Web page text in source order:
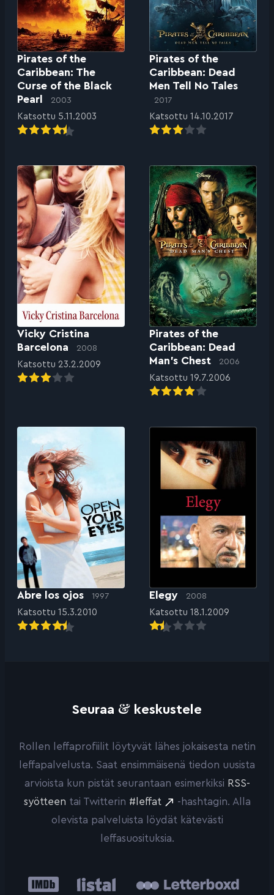
Pirates of the
Caribbean: The
Curse of the Black
Pearl
2003
Katsottu 5.11.2003
Pirates of the
Caribbean: Dead
Men Tell No Tales
2017
Katsottu 14.10.2017
Vicky Cristina
Barcelona
2008
Katsottu 23.2.2009
Pirates of the
Caribbean: Dead
Man’s Chest
2006
Katsottu 19.7.2006
Abre los ojos 1997
Katsottu 15.3.2010
Elegy 2008
Katsottu 18.1.2009
Seuraa & keskustele
Rollen leffaprofiilit löytyvät lähes jokaisesta netin
leffapalvelusta. Saat ensimmäisenä tiedon uusista
arvioista kun pistät seurantaan esimerkiksi RSS-
syötteen tai Twitterin #leffat
-hashtagin. Alla
olevista palveluista löydät kätevästi
leffasuosituksia.